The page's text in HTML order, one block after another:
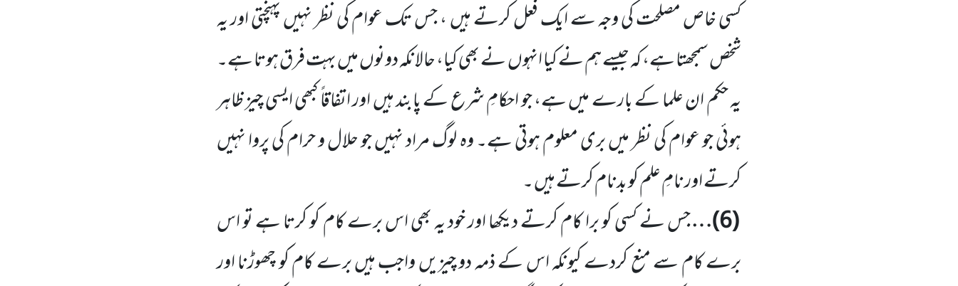
کسی خاص مصلحت کی وجہ سے ایک فعل کرتے ہیں ، جس تک عوام کی نظر نہیں پہنچتی اور یہ
شخص سمجھتا ہے، کہ جیسے ہم نے کیا انہوں نے بھی کیا، حالانکہ دونوں میں بہت فرق ہوتا ہے۔
یہ حکم ان علما کے بارے میں ہے، جو احکامِ شرع کے پابند ہیں اور اتفاقاً کبھی ایسی چیز ظاہر
ہوئی جو عوام کی نظر میں بری معلوم ہوتی ہے۔ وہ لوگ مراد نہیں جو حلال و حرام کی پروا نہیں
کرتے اور نامِ علم کو بدنام کرتے ہیں ۔
(6)
…جس نے کسی کو برا کام کرتے دیکھا اور خود یہ بھی اس برے کام کو کرتا ہے تو اس
برے کام سے منع کردے کیونکہ اس کے ذمہ دو چیزیں واجب ہیں برے کام کو چھوڑنا اور